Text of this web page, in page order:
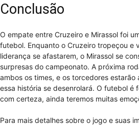
Conclusão
O empate entre Cruzeiro e Mirassol foi
futebol. Enquanto o Cruzeiro tropeçou e
liderança se afastarem, o Mirassol se
surpresas do campeonato. A próxima
ambos os times, e os torcedores estarão
essa história se desenrolará. O futebol é
com certeza, ainda teremos muitas
Para mais detalhes sobre o jogo e suas